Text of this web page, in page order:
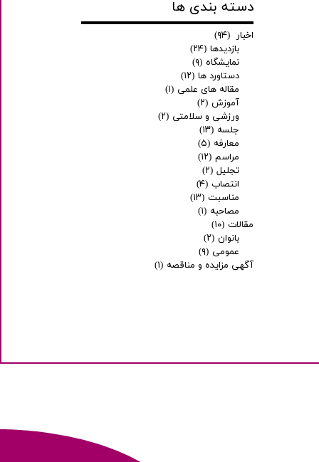
دسته بندی ها
اخبار (۹۴)
بازدیدها (۲۴)
نمایشگاه (۹)
دستاورد ها (۱۲)
مقاله های علمی (۱)
آموزش (۲)
ورزشی و سلامتی (۲)
جلسه (۱۳)
معارفه (۵)
مراسم (۱۲)
تجلیل (۲)
انتصاب (۴)
مناسبت (۱۳)
مصاحبه (۱)
مقالات (۱۰)
بانوان (۲)
عمومی (۹)
آگهی مزایده و مناقصه (۱)